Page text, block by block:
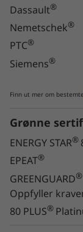
Avkjølt
Et
holder seg
Dessuten
tilgang til
Dassault®
Nemetschek®
PTC®
Siemens®
Finn ut mer om bestemte
Grønne
ENERGY STAR®
EPEAT®
GREENGUARD®
Oppfyller
80 PLUS®